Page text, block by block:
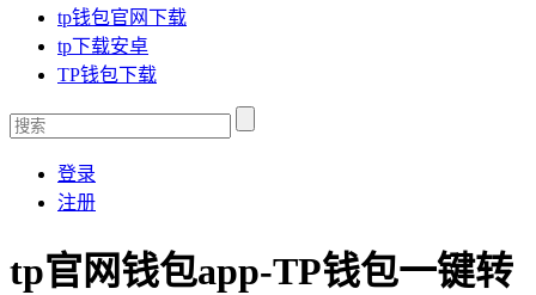
tp钱包官网下载
tp下载安卓
TP钱包下载
登录
注册
tp官网钱包app-TP钱包一键转